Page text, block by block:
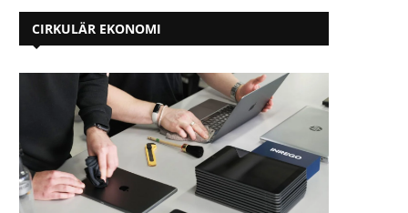
Ny roll hos Näringslivets
Han tar ansvar...
2025-06-11
”Pantresan” är avgjord –
CIRKULÄR EKONOMI